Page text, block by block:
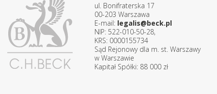
ul. Bonifraterska 17
00-203 Warszawa
E-mail: legalis@beck.pl
NIP: 522-010-50-28,
KRS: 0000155734
Sąd Rejonowy dla m. st. Warszawy
w Warszawie
Kapitał Spółki: 88 000 zł